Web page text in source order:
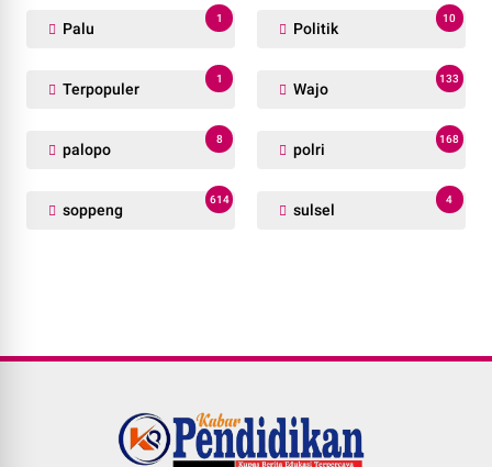
Palu
1
Politik
10
Terpopuler
1
Wajo
133
palopo
8
polri
168
soppeng
614
sulsel
4